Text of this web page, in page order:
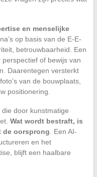
en menselijke
op basis van de E-E-
betrouwbaarheid. Een
of bewijs van
Daarentegen versterkt
van de bouwplaats,
positionering.
door kunstmatige
Wat wordt bestraft, is
de oorsprong . Een AI-
en het
blijft een haalbare